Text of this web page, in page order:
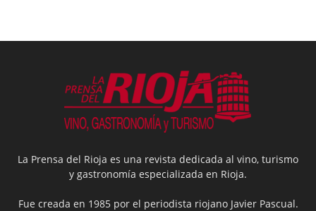
La Prensa del Rioja es una revista dedicada al vino, turismo
y gastronomía especializada en Rioja.
Fue creada en 1985 por el periodista riojano Javier Pascual.